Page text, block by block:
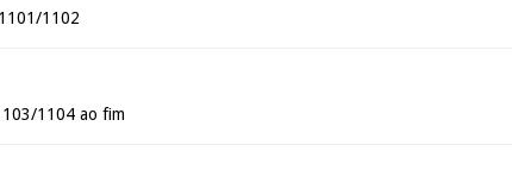
1102
1104 ao fim